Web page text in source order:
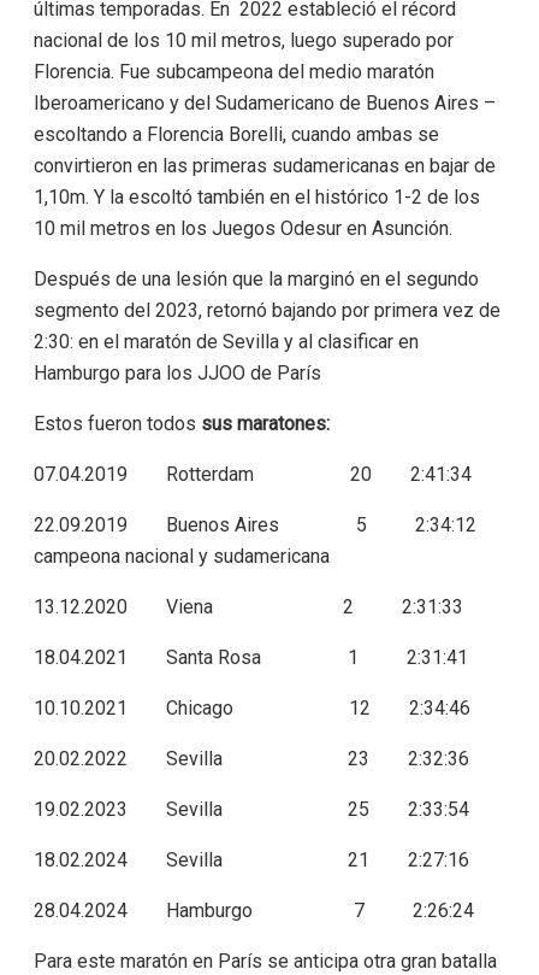
últimas temporadas. En 2022 estableció el récord
nacional de los 10 mil metros, luego superado por
Florencia. Fue subcampeona del medio maratón
Iberoamericano y del Sudamericano de Buenos Aires –
escoltando a Florencia Borelli, cuando ambas se
convirtieron en las primeras sudamericanas en bajar de
1,10m. Y la escoltó también en el histórico 1-2 de los
10 mil metros en los Juegos Odesur en Asunción.
Después de una lesión que la marginó en el segundo
segmento del 2023, retornó bajando por primera vez de
2:30: en el maratón de Sevilla y al clasificar en
Hamburgo para los JJOO de París
Estos fueron todos sus maratones:
07.04.2019 Rotterdam 20 2:41:34
22.09.2019 Buenos Aires 5 2:34:12
campeona nacional y sudamericana
13.12.2020 Viena 2 2:31:33
18.04.2021 Santa Rosa 1 2:31:41
10.10.2021 Chicago 12 2:34:46
20.02.2022 Sevilla 23 2:32:36
19.02.2023 Sevilla 25 2:33:54
18.02.2024 Sevilla 21 2:27:16
28.04.2024 Hamburgo 7 2:26:24
Para este maratón en París se anticipa otra gran batalla